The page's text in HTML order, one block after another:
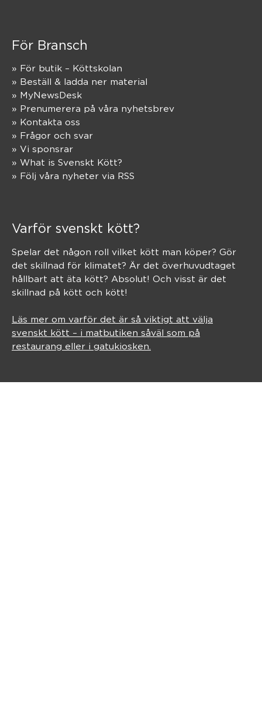
För Bransch
» För butik – Köttskolan
» Beställ & ladda ner material
» MyNewsDesk
» Prenumerera på våra nyhetsbrev
» Kontakta oss
» Frågor och svar
» Vi sponsrar
» What is Svenskt Kött?
» Följ våra nyheter via RSS
Varför svenskt kött?
Spelar det någon roll vilket kött man köper? Gör
det skillnad för klimatet? Är det överhuvudtaget
hållbart att äta kött? Absolut! Och visst är det
skillnad på kött och kött!
Läs mer om varför det är så viktigt att välja
svenskt kött – i matbutiken såväl som på
restaurang eller i gatukiosken.